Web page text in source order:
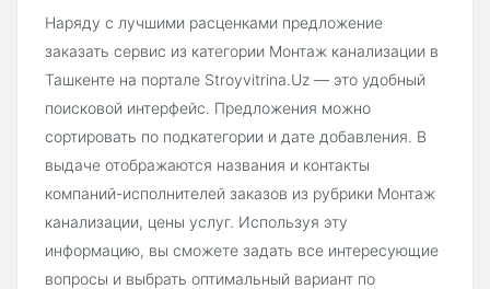
Наряду с лучшими расценками предложение
заказать сервис из категории Монтаж канализации в
Ташкенте на портале Stroyvitrina.Uz — это удобный
поисковой интерфейс. Предложения можно
сортировать по подкатегории и дате добавления. В
выдаче отображаются названия и контакты
компаний-исполнителей заказов из рубрики Монтаж
канализации, цены услуг. Используя эту
информацию, вы сможете задать все интересующие
вопросы и выбрать оптимальный вариант по